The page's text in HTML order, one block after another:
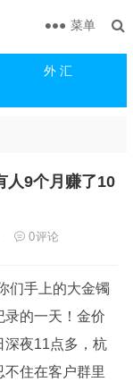
外 汇
菜单
人9个月赚了10
0评论
们手上的大金镯
录的一天！金价
夜11点多，杭
住在客户群里